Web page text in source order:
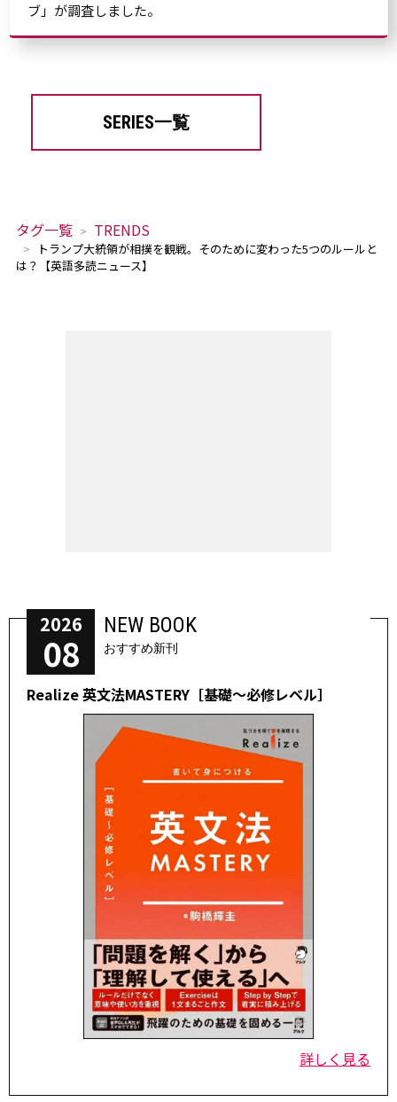
ブ」が調査しました。
SERIES一覧
タグ一覧 TRENDS
トランプ大統領が相撲を観戦。そのために変わった5つのルールと
は？【英語多読ニュース】
2026
08
NEW BOOK
おすすめ新刊
Realize 英文法MASTERY［基礎～必修レベル］
詳しく見る